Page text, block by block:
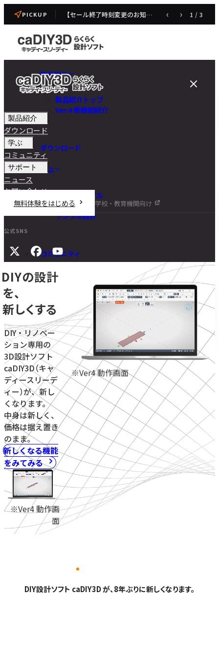
PICKUP 【セール終了時刻変更のお知らせ】caDIY3D V4 発売記念セール ‹ › 1 /3
製品紹介
製品紹介トップ
Ver.4 新機能紹介
ダウンロード
学ぶ
チュートリアル
DIY講座
サンプル設計
コミュニティ
サポート
よくある質問
マニュアル
旧バージョンダウンロード
ニュース
お問い合わせ
学校・教育機関向け 無料体験をはじめる
製品紹介
ダウンロード
学ぶ
コミュニティ
サポート
ニュース
お問い合わせ
無料体験をはじめる
学校・教育機関向け
公式SNS
DIYの設計
を、
新しくする
DIY・リノベー
ション専用の
3D設計ソフト
caDIY3D（キャ
ディースリーデ
ィー）が、新し
くなります。
中身は新しく、
価格は据え置き
のまま。
新しくなる機能
をみてみる
※Ver4 動作画
面
※Ver4 動作画面
DIY設計ソフト caDIY3D が、8年ぶりに新しくなります。